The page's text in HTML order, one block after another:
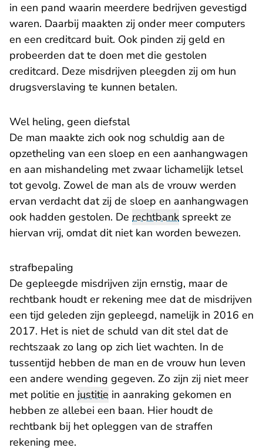
in een pand waarin meerdere bedrijven gevestigd
waren. Daarbij maakten zij onder meer computers
en een creditcard buit. Ook pinden zij geld en
probeerden dat te doen met die gestolen
creditcard. Deze misdrijven pleegden zij om hun
drugsverslaving te kunnen betalen.
Wel heling, geen diefstal
De man maakte zich ook nog schuldig aan de
opzetheling van een sloep en een aanhangwagen
en aan mishandeling met zwaar lichamelijk letsel
tot gevolg. Zowel de man als de vrouw werden
ervan verdacht dat zij de sloep en aanhangwagen
ook hadden gestolen. De rechtbank spreekt ze
hiervan vrij, omdat dit niet kan worden bewezen.
strafbepaling
De gepleegde misdrijven zijn ernstig, maar de
rechtbank houdt er rekening mee dat de misdrijven
een tijd geleden zijn gepleegd, namelijk in 2016 en
2017. Het is niet de schuld van dit stel dat de
rechtszaak zo lang op zich liet wachten. In de
tussentijd hebben de man en de vrouw hun leven
een andere wending gegeven. Zo zijn zij niet meer
met politie en justitie in aanraking gekomen en
hebben ze allebei een baan. Hier houdt de
rechtbank bij het opleggen van de straffen
rekening mee.